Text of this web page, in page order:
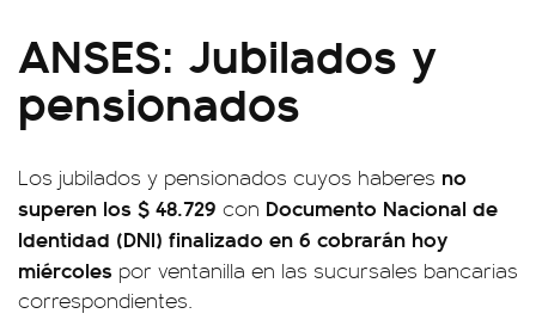
ANSES: Jubilados y
pensionados
Los jubilados y pensionados cuyos haberes no
superen los $ 48.729 con Documento Nacional de
Identidad (DNI) finalizado en 6 cobrarán hoy
miércoles por ventanilla en las sucursales bancarias
correspondientes.